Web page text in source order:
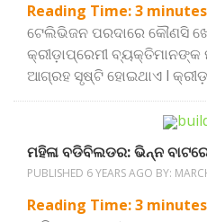
Reading Time:3 minutes
ଟେଲିଭିଜନ ପରଦାରେ କୌଣସି
କ୍ରୀଡ଼ାପ୍ରେମୀ
ଆଗ୍ରହ ସୃଷ୍ଟି ହୋଇଥାଏ l
ମହିଳା ବଡିବିଲଡର: ଭିନ୍ନ
PUBLISHED 6 YEARS AGO BY:
Reading Time:3 minutes